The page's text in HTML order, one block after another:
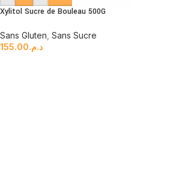
Xylitol Sucre de Bouleau 500G
Sans Gluten Sans Sucre
د.م.155.00